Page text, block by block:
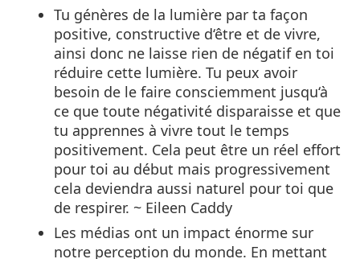
Tu génères de la lumière par ta façon
positive, constructive d‘être et de vivre,
ainsi donc ne laisse rien de négatif en toi
réduire cette lumière. Tu peux avoir
besoin de le faire consciemment jusqu‘à
ce que toute négativité disparaisse et que
tu apprennes à vivre tout le temps
positivement. Cela peut être un réel effort
pour toi au début mais progressivement
cela deviendra aussi naturel pour toi que
de respirer. ~ Eileen Caddy
Les médias ont un impact énorme sur
notre perception du monde. En mettant